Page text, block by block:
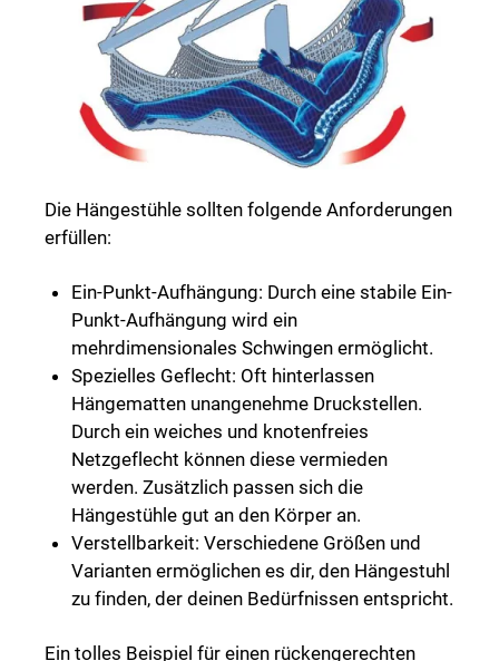
Die Hängestühle sollten folgende Anforderungen
erfüllen:
Ein-Punkt-Aufhängung: Durch eine stabile Ein-
Punkt-Aufhängung wird ein
mehrdimensionales Schwingen ermöglicht.
Spezielles Geflecht: Oft hinterlassen
Hängematten unangenehme Druckstellen.
Durch ein weiches und knotenfreies
Netzgeflecht können diese vermieden
werden. Zusätzlich passen sich die
Hängestühle gut an den Körper an.
Verstellbarkeit: Verschiedene Größen und
Varianten ermöglichen es dir, den Hängestuhl
zu finden, der deinen Bedürfnissen entspricht.
Ein tolles Beispiel für einen rückengerechten